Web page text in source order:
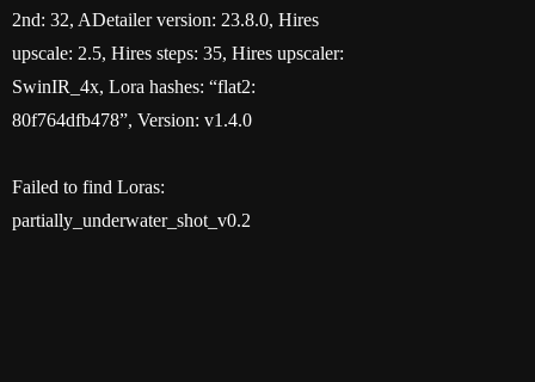
2nd: 32, ADetailer version: 23.8.0, Hires
upscale: 2.5, Hires steps: 35, Hires upscaler:
SwinIR_4x, Lora hashes: “flat2:
80f764dfb478”, Version: v1.4.0
Failed to find Loras:
partially_underwater_shot_v0.2